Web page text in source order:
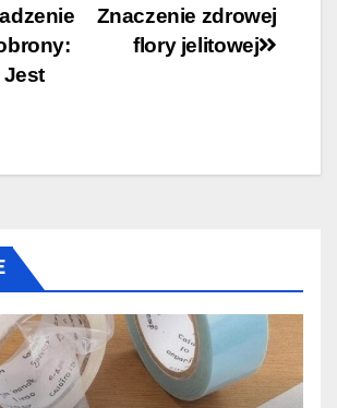
Znaczenie zdrowej
flory jelitowej
Jest